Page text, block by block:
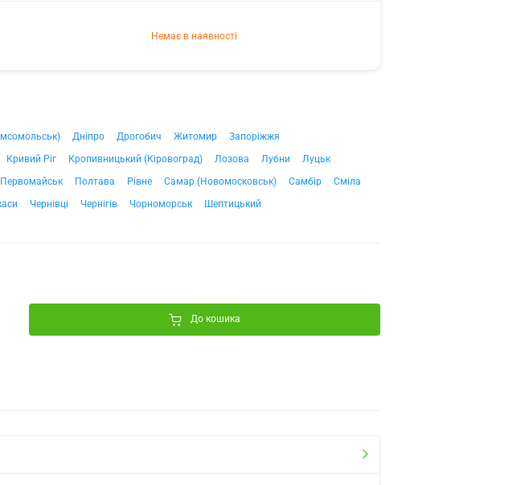
Немає в наявності
Дніпро Дрогобич Житомир
Запоріжжя
Кривий Ріг Кропивницький (Кіровоград) Лозова Лубни
Луцьк
Первомайськ Полтава Рівне Самар (Новомосковськ) Самбір
Сміла
Чернівці Чернігів Чорноморськ Шептицький
До кошика